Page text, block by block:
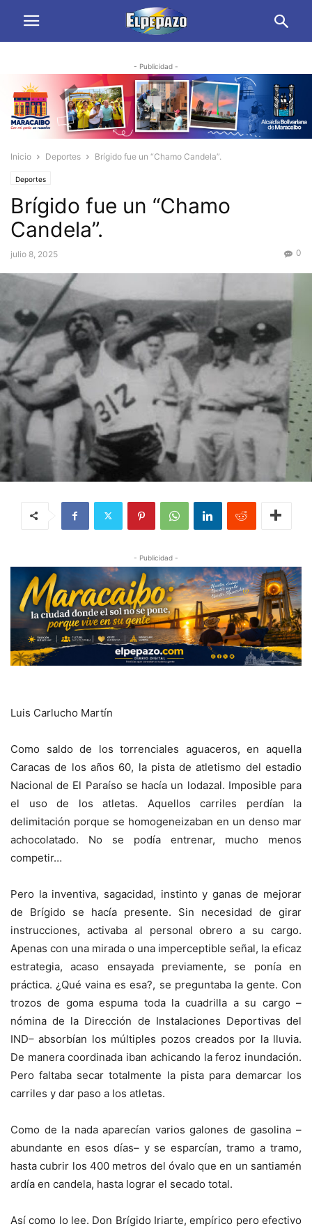
- Publicidad -
Inicio Deportes Brígido fue un “Chamo Candela”.
Deportes
Brígido fue un “Chamo
Candela”.
julio 8, 2025 0
- Publicidad -
Luis Carlucho Martín
Como saldo de los torrenciales aguaceros, en aquella
Caracas de los años 60, la pista de atletismo del estadio
Nacional de El Paraíso se hacía un lodazal. Imposible para
el uso de los atletas. Aquellos carriles perdían la
delimitación porque se homogeneizaban en un denso mar
achocolatado. No se podía entrenar, mucho menos
competir…
Pero la inventiva, sagacidad, instinto y ganas de mejorar
de Brígido se hacía presente. Sin necesidad de girar
instrucciones, activaba al personal obrero a su cargo.
Apenas con una mirada o una imperceptible señal, la eficaz
estrategia, acaso ensayada previamente, se ponía en
práctica. ¿Qué vaina es esa?, se preguntaba la gente. Con
trozos de goma espuma toda la cuadrilla a su cargo –
nómina de la Dirección de Instalaciones Deportivas del
IND– absorbían los múltiples pozos creados por la lluvia.
De manera coordinada iban achicando la feroz inundación.
Pero faltaba secar totalmente la pista para demarcar los
carriles y dar paso a los atletas.
Como de la nada aparecían varios galones de gasolina –
abundante en esos días– y se esparcían, tramo a tramo,
hasta cubrir los 400 metros del óvalo que en un santiamén
ardía en candela, hasta lograr el secado total.
Así como lo lee. Don Brígido Iriarte, empírico pero efectivo